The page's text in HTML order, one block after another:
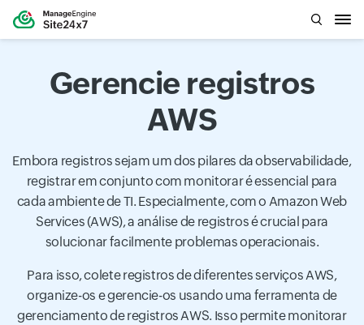
Gerencie registros
AWS
Embora registros sejam um dos pilares da observabilidade,
registrar em conjunto com monitorar é essencial para
cada ambiente de TI. Especialmente, com o Amazon Web
Services (AWS), a análise de registros é crucial para
solucionar facilmente problemas operacionais.
Para isso, colete registros de diferentes serviços AWS,
organize-os e gerencie-os usando uma ferramenta de
gerenciamento de registros AWS. Isso permite monitorar